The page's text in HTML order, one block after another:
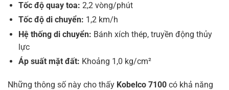
Tốc độ quay toa: 2,2 vòng/phút
Tốc độ di chuyển: 1,2 km/h
Hệ thống di chuyển: Bánh xích thép, truyền động thủy
lực
Áp suất mặt đất: Khoảng 1,0 kg/cm²
Những thông số này cho thấy Kobelco 7100 có khả năng